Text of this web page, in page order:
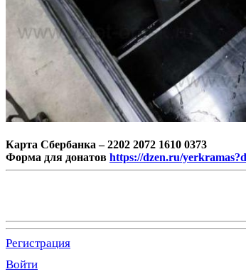
Карта Сбербанка – 2202 2072 1610 0373
Форма для донатов https://dzen.ru/
Регистрация
Войти